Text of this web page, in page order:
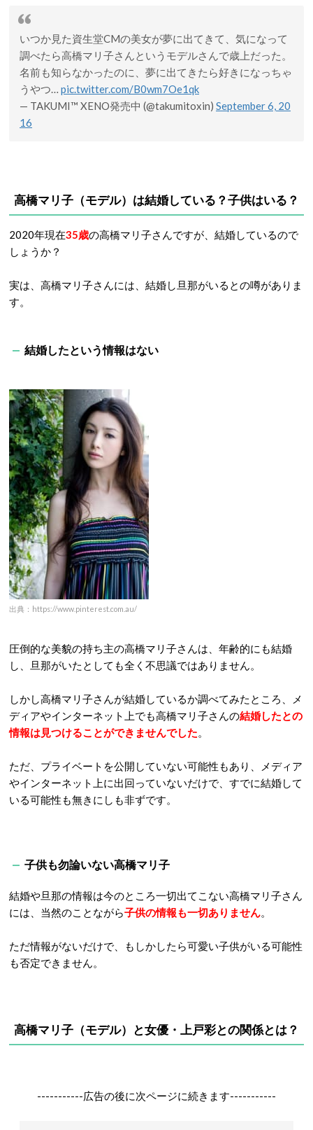
いつか見た資生堂CMの美女が夢に出てきて、気になって
調べたら高橋マリ子さんというモデルさんで歳上だった。
名前も知らなかったのに、夢に出てきたら好きになっちゃ
うやつ… pic.twitter.com/B0wm7Oe1qk
— TAKUMI™ XENO発売中 (@takumitoxin) September 6, 20
16
高橋マリ子（モデル）は結婚している？子供はいる？
2020年現在35歳の高橋マリ子さんですが、結婚しているので
しょうか？
実は、高橋マリ子さんには、結婚し旦那がいるとの噂がありま
す。
結婚したという情報はない
出典：https://www.pinterest.com.au/
圧倒的な美貌の持ち主の高橋マリ子さんは、年齢的にも結婚
し、旦那がいたとしても全く不思議ではありません。
しかし高橋マリ子さんが結婚しているか調べてみたところ、メ
ディアやインターネット上でも高橋マリ子さんの結婚したとの
情報は見つけることができませんでした。
ただ、プライベートを公開していない可能性もあり、メディア
やインターネット上に出回っていないだけで、すでに結婚して
いる可能性も無きにしも非ずです。
子供も勿論いない高橋マリ子
結婚や旦那の情報は今のところ一切出てこない高橋マリ子さん
には、当然のことながら子供の情報も一切ありません。
ただ情報がないだけで、もしかしたら可愛い子供がいる可能性
も否定できません。
高橋マリ子（モデル）と女優・上戸彩との関係とは？
-----------広告の後に次ページに続きます-----------